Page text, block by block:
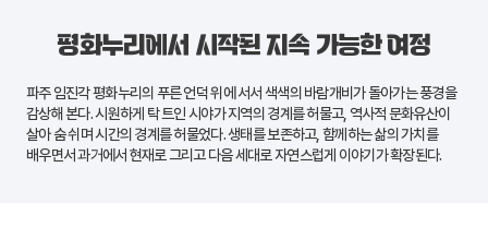
평화누리에서 시작된 지속 가능한 여정
파주임진각 평화누리의 푸른 언덕 위에 서서 색색의 바람개비가 돌아가는 풍경을
감상해 본다. 시원하게 탁 트인 시야가 지역의 경계를 허물고, 역사적 문화유산이
살아 숨 쉬며 시간의 경계를 허물었다. 생태를 보존하고, 함께하는 삶의 가치를
배우면서 과거에서 현재로 그리고 다음 세대로 자연스럽게 이야기가 확장된다.